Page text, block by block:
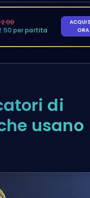
per partita
ORA
di
usano